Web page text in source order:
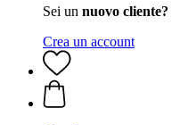
Sei un nuovo cliente?
Crea un account